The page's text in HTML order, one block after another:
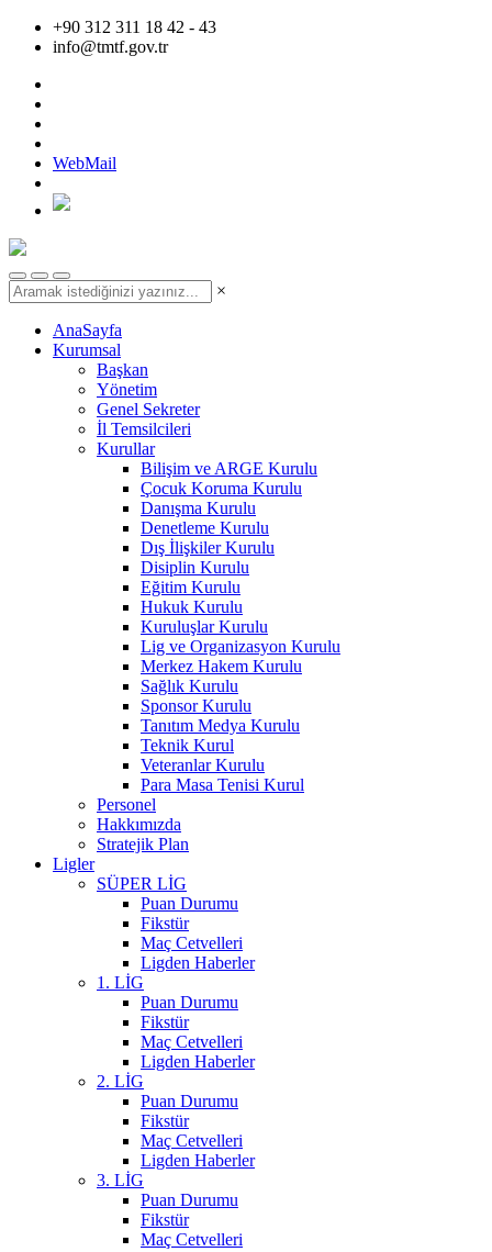
+90 312 311 18 42 - 43
info@tmtf.gov.tr
WebMail
×
AnaSayfa
Kurumsal
Başkan
Yönetim
Genel Sekreter
İl Temsilcileri
Kurullar
Bilişim ve ARGE Kurulu
Çocuk Koruma Kurulu
Danışma Kurulu
Denetleme Kurulu
Dış İlişkiler Kurulu
Disiplin Kurulu
Eğitim Kurulu
Hukuk Kurulu
Kuruluşlar Kurulu
Lig ve Organizasyon Kurulu
Merkez Hakem Kurulu
Sağlık Kurulu
Sponsor Kurulu
Tanıtım Medya Kurulu
Teknik Kurul
Veteranlar Kurulu
Para Masa Tenisi Kurul
Personel
Hakkımızda
Stratejik Plan
Ligler
SÜPER LİG
Puan Durumu
Fikstür
Maç Cetvelleri
Ligden Haberler
1. LİG
Puan Durumu
Fikstür
Maç Cetvelleri
Ligden Haberler
2. LİG
Puan Durumu
Fikstür
Maç Cetvelleri
Ligden Haberler
3. LİG
Puan Durumu
Fikstür
Maç Cetvelleri